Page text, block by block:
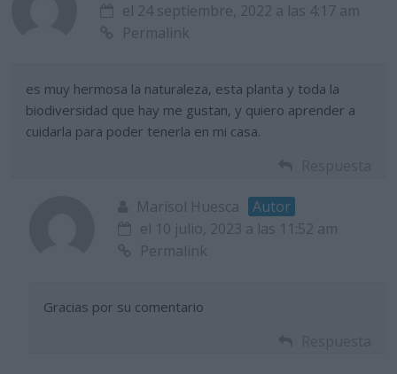
el 24 septiembre, 2022 a las 4:17 am
Permalink
es muy hermosa la naturaleza, esta planta y toda la
biodiversidad que hay me gustan, y quiero aprender a
cuidarla para poder tenerla en mi casa.
Marisol Huesca
Autor
el 10 julio, 2023 a las 11:52 am
Permalink
Gracias por su comentario